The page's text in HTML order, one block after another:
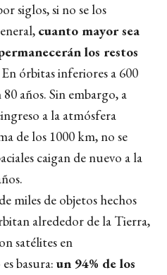
siglos, si no se los
cuanto mayor sea
los restos
órbitas inferiores a 600
años. Sin embargo, a
a la atmósfera
de los 1000 km, no se
caigan de nuevo a la
miles de objetos hechos
alrededor de la Tierra,
satélites en
basura: un 94% de los